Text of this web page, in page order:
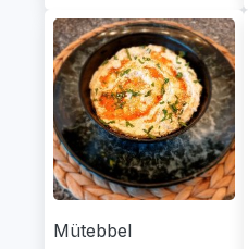
Mütebbel